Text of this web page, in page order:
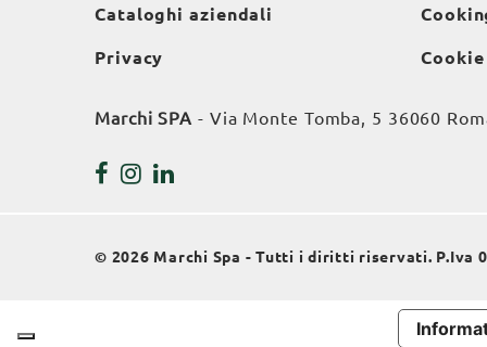
Cataloghi aziendali
Privacy
Marchi SPA - Via Monte Tomba, 5 36060
© 2026 Marchi Spa - Tutti i diritti riservati. P.Iva